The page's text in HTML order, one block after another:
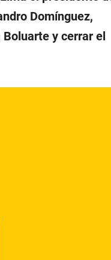
Domínguez,
y cerrar el